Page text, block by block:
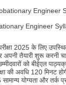
Engineer
2025 के लिए
अपनी तैयारी शुरू करनी
को बीईएल
की अवधि 120 मिनट
योग्यता और तर्क